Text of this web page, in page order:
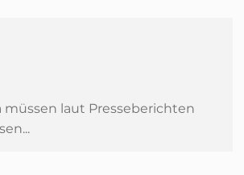
müssen laut Presseberichten